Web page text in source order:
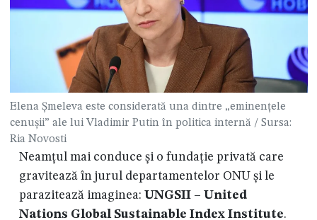
Elena Șmeleva este considerată una dintre „eminențele
cenușii” ale lui Vladimir Putin în politica internă / Sursa:
Ria Novosti
Neamțul mai conduce și o fundație privată care
gravitează în jurul departamentelor ONU și le
parazitează imaginea: UNGSII – United
Nations Global Sustainable Index Institute.